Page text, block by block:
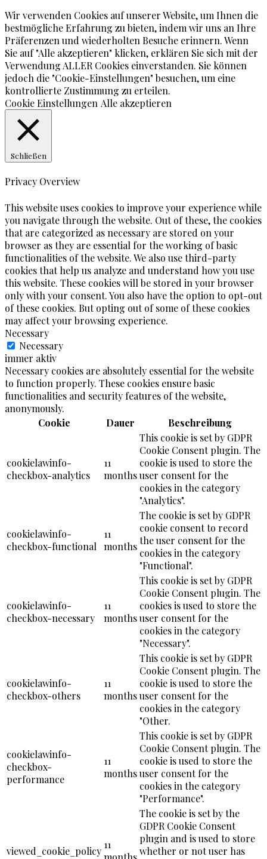
Wir verwenden Cookies auf unserer Website, um Ihnen die
bestmögliche Erfahrung zu bieten, indem wir uns an Ihre
Präferenzen und wiederholten Besuche erinnern. Wenn
Sie auf "Alle akzeptieren" klicken, erklären Sie sich mit der
Verwendung ALLER Cookies einverstanden. Sie können
jedoch die "Cookie-Einstellungen" besuchen, um eine
kontrollierte Zustimmung zu erteilen.
Cookie Einstellungen Alle akzeptieren
Schließen
Privacy Overview
This website uses cookies to improve your experience while
you navigate through the website. Out of these, the cookies
that are categorized as necessary are stored on your
browser as they are essential for the working of basic
functionalities of the website. We also use third-party
cookies that help us analyze and understand how you use
this website. These cookies will be stored in your browser
only with your consent. You also have the option to opt-out
of these cookies. But opting out of some of these cookies
may affect your browsing experience.
Necessary
Necessary
immer aktiv
Necessary cookies are absolutely essential for the website
to function properly. These cookies ensure basic
functionalities and security features of the website,
anonymously.
Cookie
Dauer Beschreibung
cookielawinfo-
checkbox-analytics
11
months
This cookie is set by GDPR
Cookie Consent plugin. The
cookie is used to store the
user consent for the
cookies in the category
"Analytics".
cookielawinfo-
checkbox-functional
11
months
The cookie is set by GDPR
cookie consent to record
the user consent for the
cookies in the category
"Functional".
cookielawinfo-
checkbox-necessary
11
months
This cookie is set by GDPR
Cookie Consent plugin. The
cookies is used to store the
user consent for the
cookies in the category
"Necessary".
cookielawinfo-
checkbox-others
11
months
This cookie is set by GDPR
Cookie Consent plugin. The
cookie is used to store the
user consent for the
cookies in the category
"Other.
cookielawinfo-
checkbox-
performance
11
months
This cookie is set by GDPR
Cookie Consent plugin. The
cookie is used to store the
user consent for the
cookies in the category
"Performance".
viewed_cookie_policy
11
The cookie is set by the
GDPR Cookie Consent
plugin and is used to store
whether or not user has